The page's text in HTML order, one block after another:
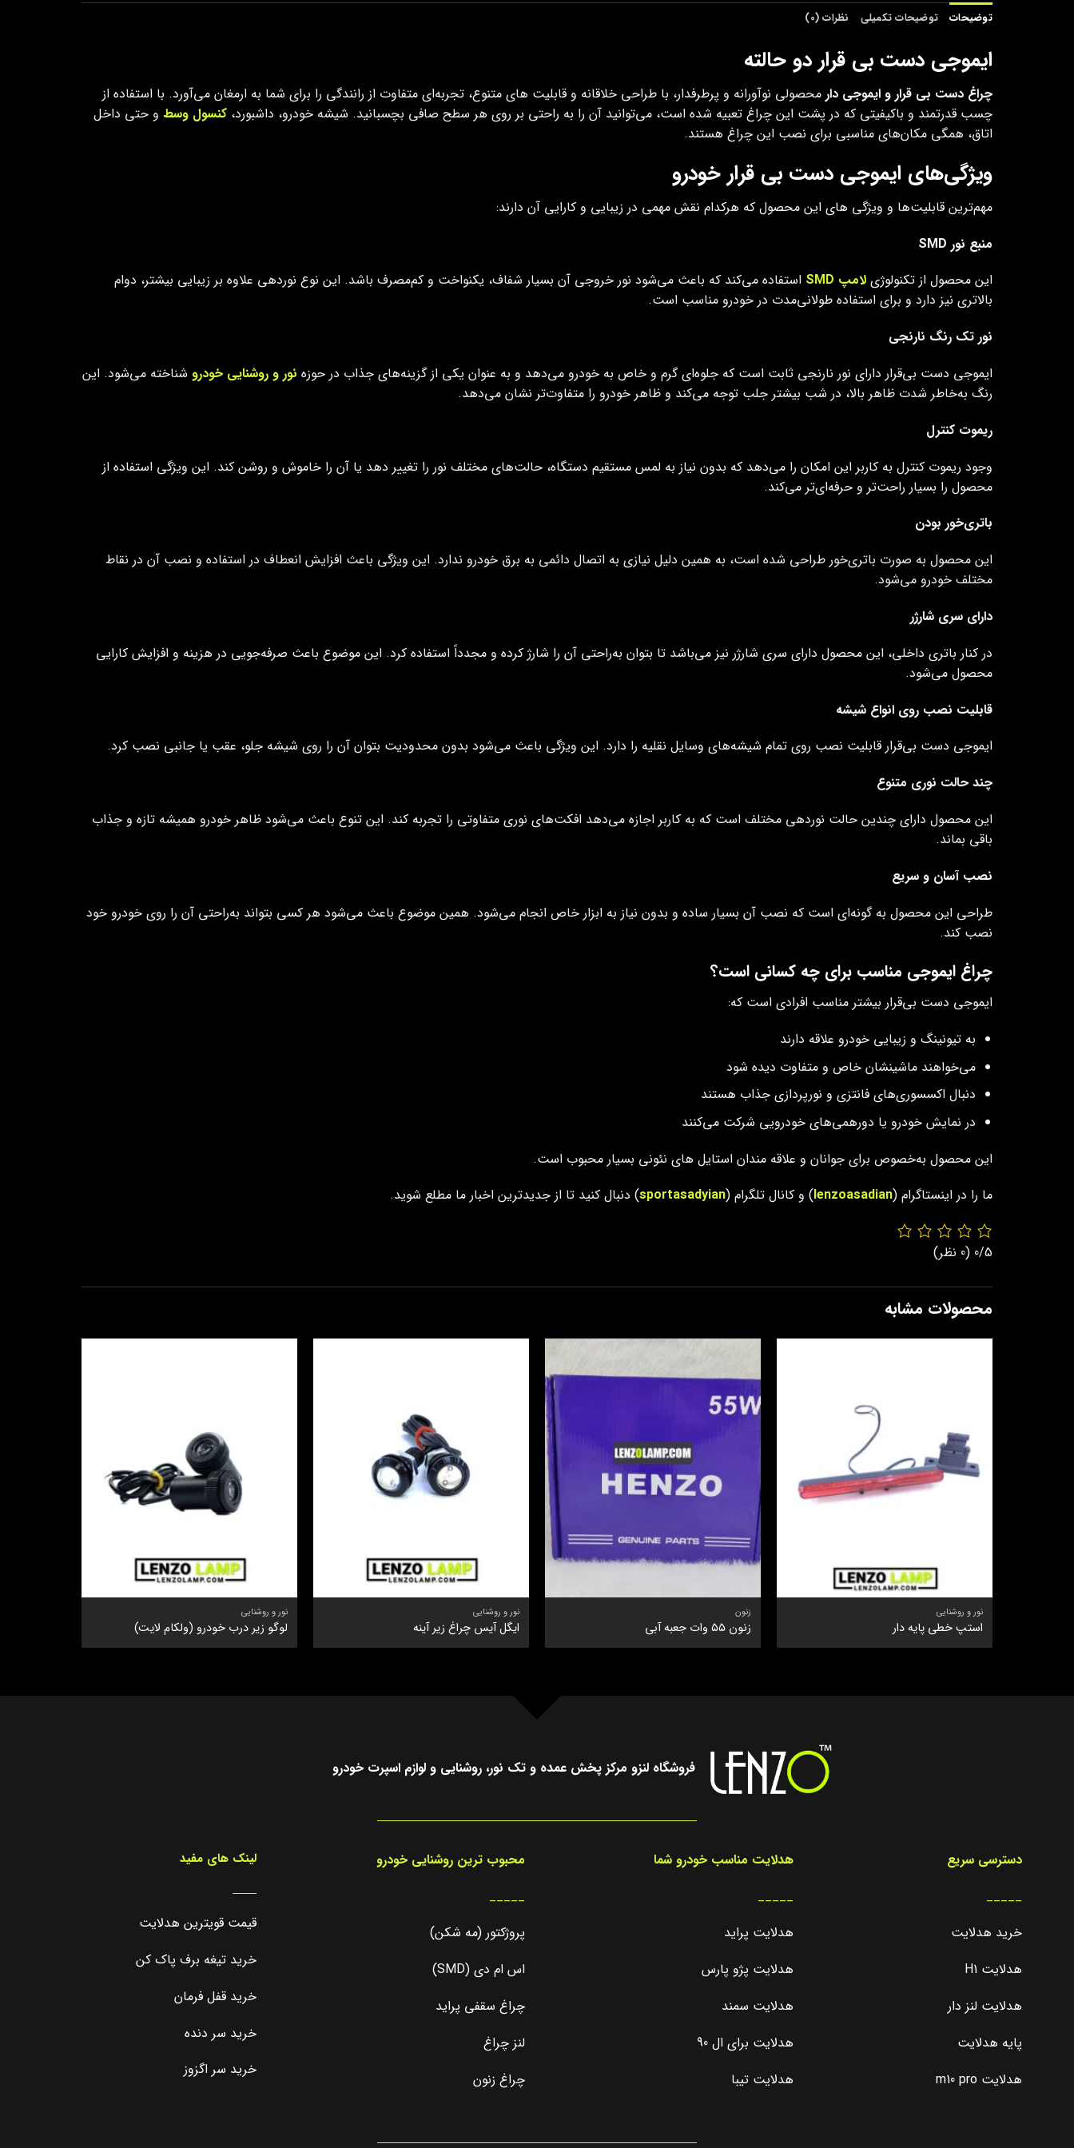
توضیحات توضیحات تکمیلی نظرات (0)
ایموجی دست بی قرار دو حالته
چراغ دست بی‌ قرار و ایموجی‌ دار محصولی نوآورانه و پرطرفدار، با طراحی خلاقانه و قابلیت‌ های متنوع، تجربه‌ای متفاوت از رانندگی را برای شما به ارمغان می‌آورد. با استفاده از
چسب قدرتمند و باکیفیتی که در پشت این چراغ تعبیه شده است، می‌توانید آن را به‌ راحتی بر روی هر سطح صافی بچسبانید. شیشه خودرو، داشبورد، کنسول وسط و حتی داخل
اتاق، همگی مکان‌های مناسبی برای نصب این چراغ هستند.
ویژگی‌های ایموجی دست بی‌ قرار خودرو
مهم‌ترین قابلیت‌ها و ویژگی‌ های این محصول که هرکدام نقش مهمی در زیبایی و کارایی آن دارند:
منبع نور
این محصول از تکنولوژی لامپ SMD استفاده می‌کند که باعث می‌شود نور خروجی آن بسیار شفاف، یکنواخت و کم‌مصرف باشد. این نوع نوردهی علاوه بر زیبایی بیشتر، دوام
بالاتری نیز دارد و برای استفاده طولانی‌مدت در خودرو مناسب است.
نور تک‌ رنگ نارنجی
ایموجی دست بی‌قرار دارای نور نارنجی ثابت است که جلوه‌ای گرم و خاص به خودرو می‌دهد و به عنوان یکی از گزینه‌های جذاب در حوزه نور و روشنایی خودرو شناخته می‌شود. این
رنگ به‌خاطر شدت ظاهر بالا، در شب بیشتر جلب توجه می‌کند و ظاهر خودرو را متفاوت‌تر نشان می‌دهد.
ریموت کنترل
وجود ریموت کنترل به کاربر این امکان را می‌دهد که بدون نیاز به لمس مستقیم دستگاه، حالت‌های مختلف نور را تغییر دهد یا آن را خاموش و روشن کند. این ویژگی استفاده از
محصول را بسیار راحت‌تر و حرفه‌ای‌تر می‌کند.
باتری‌خور بودن
این محصول به صورت باتری‌خور طراحی شده است، به همین دلیل نیازی به اتصال دائمی به برق خودرو ندارد. این ویژگی باعث افزایش انعطاف در استفاده و نصب آن در نقاط
مختلف خودرو می‌شود.
دارای سری شارژر
در کنار باتری داخلی، این محصول دارای سری شارژر نیز می‌باشد تا بتوان به‌راحتی آن را شارژ کرده و مجدداً استفاده کرد. این موضوع باعث صرفه‌جویی در هزینه و افزایش کارایی
محصول می‌شود.
قابلیت نصب روی انواع شیشه
ایموجی دست بی‌قرار قابلیت نصب روی تمام شیشه‌های وسایل نقلیه را دارد. این ویژگی باعث می‌شود بدون محدودیت بتوان آن را روی شیشه جلو، عقب یا جانبی نصب کرد.
چند حالت نوری متنوع
این محصول دارای چندین حالت نوردهی مختلف است که به کاربر اجازه می‌دهد افکت‌های نوری متفاوتی را تجربه کند. این تنوع باعث می‌شود ظاهر خودرو همیشه تازه و جذاب
باقی بماند.
نصب آسان و سریع
طراحی این محصول به گونه‌ای است که نصب آن بسیار ساده و بدون نیاز به ابزار خاص انجام می‌شود. همین موضوع باعث می‌شود هر کسی بتواند به‌راحتی آن را روی خودرو خود
نصب کند.
چراغ ایموجی مناسب برای چه کسانی است؟
ایموجی دست بی‌قرار بیشتر مناسب افرادی است که:
به تیونینگ و زیبایی خودرو علاقه دارند
می‌خواهند ماشینشان خاص و متفاوت دیده شود
دنبال اکسسوری‌های فانتزی و نورپردازی جذاب هستند
در نمایش خودرو یا دورهمی‌های خودرویی شرکت می‌کنند
این محصول به‌خصوص برای جوانان و علاقه‌ مندان استایل‌ های نئونی بسیار محبوب است.
ما را در اینستاگرام (lenzoasadian) و کانال تلگرام (sportasadyian) دنبال کنید تا از جدیدترین اخبار ما مطلع شوید.
0/5 (0 نظر)
محصولات مشابه
نور و روشنایی
استپ خطی پایه دار
زنون
زنون ۵۵ وات جعبه آبی
نور و روشنایی
ایگل آیس چراغ زیر آینه
نور و روشنایی
لوگو زیر درب خودرو (ولکام لایت)
فروشگاه لنزو مرکز پخش عمده و تک نور، روشنایی و لوازم اسپرت خودرو
دسترسی سریع
_____
خرید هدلایت
هدلایت H1
هدلایت لنز دار
پایه هدلایت
هدلایت m10 pro
هدلایت مناسب خودرو شما
_____
هدلایت پراید
هدلایت پژو پارس
هدلایت سمند
هدلایت برای ال 90
هدلایت تیبا
محبوب ترین روشنایی خودرو
_____
پروژکتور (مه شکن)
اس ام دی (SMD)
چراغ سقفی پراید
لنز چراغ
چراغ زنون
لینک های مفید
_____
قیمت قویترین هدلایت
خرید تیغه برف پاک کن
خرید قفل فرمان
خرید سر دنده
خرید سر اگزوز